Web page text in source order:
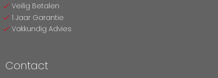
Veilig Betalen
1 Jaar Garantie
Vakkundig Advies
Contact